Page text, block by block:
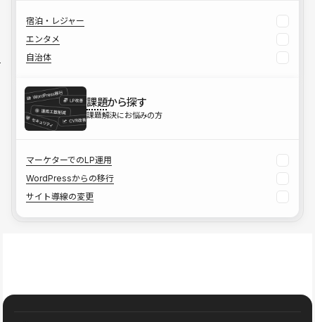
宿泊・レジャー
エンタメ
自治体
課題から探す
課題解決にお悩みの方
マーケターでのLP運用
WordPressからの移行
サイト導線の変更